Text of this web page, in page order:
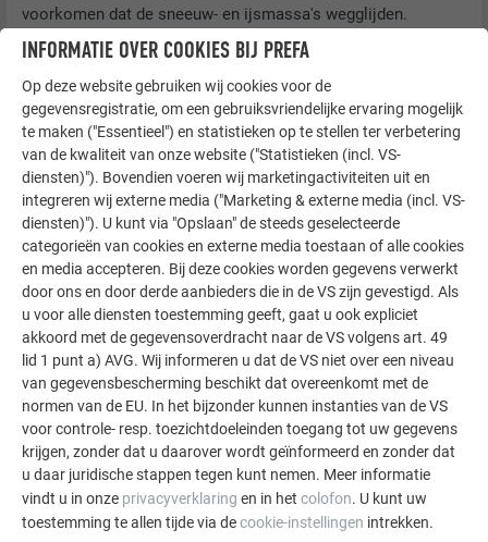
voorkomen dat de sneeuw- en ijsmassa's wegglijden.
Waarschuwingsborden zijn op de lange termijn
Zodra bouwwerkzaamheden op het dak, zoals een
fotovoltaïsch of zonne-energiesysteem, invloed hebben op
een functionerend sneeuwvangsysteem, dan moet deze
daaraan aangepast worden in lijn met de huidige stand van
de techniek. Een volgens de normen uitgevoerde
sneeuwbescherming kan ertoe bijdragen dat het
dakoppervlak niet volledig met zonnepanelen bedekt kan
worden. Een constructief werkende sneeuwbescherming op
daken met een energiewinningsinstallatie kan optimaal
gerealiseerd worden met lineaire
sneeuwveiligheidssystemen. Afhankelijk van het project en
de locatie kan het nodig zijn om meerdere rijen
sneeuwvangers te monteren. Afhankelijk van de
sneeuwbelasting, de dakhelling en de dakspantafstand
moeten de maximaal toelaatbare spantafstanden worden
berekend. Als de berekende invloedlengte van de
sneeuwvanger kleiner is dan de spantlengte, dan volstaat de
INFORMATIE OVER COOKIES BIJ PREFA
Op deze website gebruiken wij cookies voor de
gegevensregistratie, om een gebruiksvriendelijke ervaring mogelijk
te maken ("Essentieel") en statistieken op te stellen ter verbetering
van de kwaliteit van onze website ("Statistieken (incl. VS-
diensten)"). Bovendien voeren wij marketingactiviteiten uit en
integreren wij externe media ("Marketing & externe media (incl. VS-
diensten)"). U kunt via "Opslaan" de steeds geselecteerde
categorieën van cookies en externe media toestaan of alle cookies
en media accepteren. Bij deze cookies worden gegevens verwerkt
door ons en door derde aanbieders die in de VS zijn gevestigd. Als
u voor alle diensten toestemming geeft, gaat u ook expliciet
akkoord met de gegevensoverdracht naar de VS volgens art. 49
lid 1 punt a) AVG. Wij informeren u dat de VS niet over een niveau
van gegevensbescherming beschikt dat overeenkomt met de
normen van de EU. In het bijzonder kunnen instanties van de VS
voor controle- resp. toezichtdoeleinden toegang tot uw gegevens
krijgen, zonder dat u daarover wordt geïnformeerd en zonder dat
u daar juridische stappen tegen kunt nemen. Meer informatie
vindt u in onze privacyverklaring en in het colofon. U kunt uw
toestemming te allen tijde via decookie-instellingen intrekken.